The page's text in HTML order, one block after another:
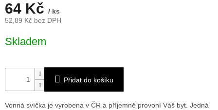
64 Kč / ks
52,89 Kč bez DPH
cena:
Skladem
Přidat do košíku
Vonná svíčka je vyrobena v ČR a příjemně provoní Váš byt. Jedná